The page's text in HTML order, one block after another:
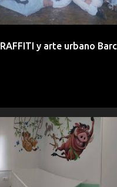
y arte urbano